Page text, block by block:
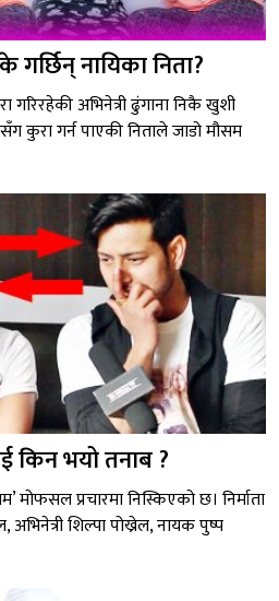
नायिका निता?
गरिरहेकी अभिनेत्री ढुंगाना निकै खुशी
कुरा गर्न पाएकी निताले जाडो मौसम
किन भयो तनाब ?
मोफसल प्रचारमा निस्किएको छ। निर्माता
शिल्पा पोख्रेल, नायक पुष्प